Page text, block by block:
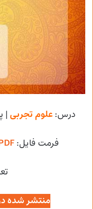
درس:علوم تجربی |
فرمت فایل:
منتشر شده